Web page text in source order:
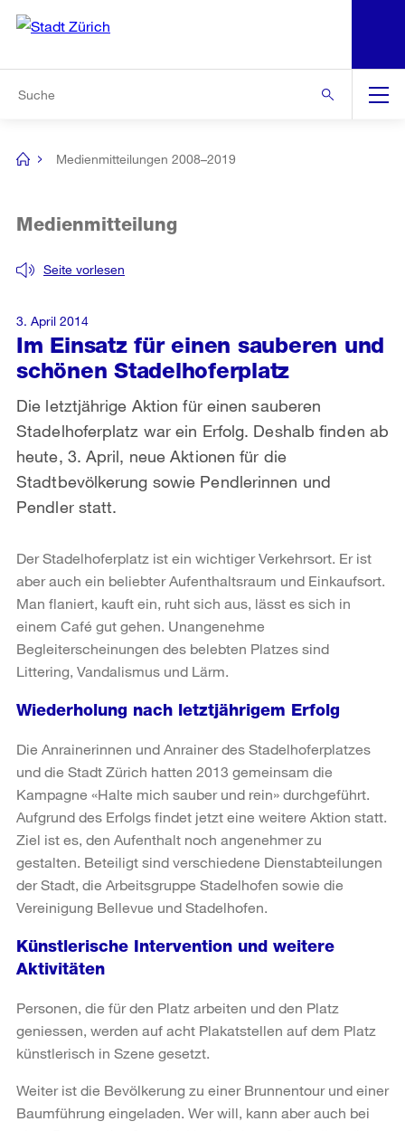
Navigation
[no
Medienmitteilungen 2008–2019
Im Einsatz für einen sauberen und
schönen Stadelhoferplatz
Seite vorlesen
Medienmitteilung
Die letztjährige Aktion für einen sauberen
Stadelhoferplatz war ein Erfolg. Deshalb finden ab
heute, 3. April, neue Aktionen für die
Stadtbevölkerung sowie Pendlerinnen und
Pendler statt.
3. April 2014
Der Stadelhoferplatz ist ein wichtiger Verkehrsort. Er ist
aber auch ein beliebter Aufenthaltsraum und Einkaufsort.
Man flaniert, kauft ein, ruht sich aus, lässt es sich in
einem Café gut gehen. Unangenehme
Begleiterscheinungen des belebten Platzes sind
Littering, Vandalismus und Lärm.
Wiederholung nach letztjährigem Erfolg
Die Anrainerinnen und Anrainer des Stadelhoferplatzes
und die Stadt Zürich hatten 2013 gemeinsam die
Kampagne «Halte mich sauber und rein» durchgeführt.
Aufgrund des Erfolgs findet jetzt eine weitere Aktion statt.
Ziel ist es, den Aufenthalt noch angenehmer zu
gestalten. Beteiligt sind verschiedene Dienstabteilungen
der Stadt, die Arbeitsgruppe Stadelhofen sowie die
Vereinigung Bellevue und Stadelhofen.
Künstlerische Intervention und weitere
Aktivitäten
Personen, die für den Platz arbeiten und den Platz
geniessen, werden auf acht Plakatstellen auf dem Platz
künstlerisch in Szene gesetzt.
Weiter ist die Bevölkerung zu einer Brunnentour und einer
Baumführung eingeladen. Wer will, kann aber auch bei